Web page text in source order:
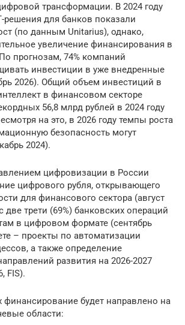
трансформации. В 2024 году
решения для банков показали
(по данным Unitarius), однако,
увеличение финансирования в
прогнозам, 74% компаний
инвестиции в уже внедренные
2026). Общий объем инвестиций в
в финансовом секторе
56,8 млрд рублей в 2024 году
на это, в 2026 году темпы роста
безопасность могут
2024).
цифровизации в России
цифрового рубля, открывающего
для финансового сектора (август
две трети (69%) банковских операций
в цифровом формате (сентябрь
– проекты по автоматизации
а также определение
развития на 2026-2027
FIS).
финансирование будет направлено на
области: